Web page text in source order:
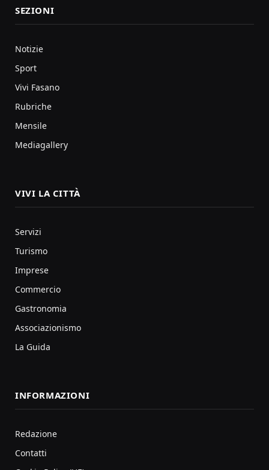
SEZIONI
Notizie
Sport
Vivi Fasano
Rubriche
Mensile
Mediagallery
VIVI LA CITTÀ
Servizi
Turismo
Imprese
Commercio
Gastronomia
Associazionismo
La Guida
INFORMAZIONI
Redazione
Contatti